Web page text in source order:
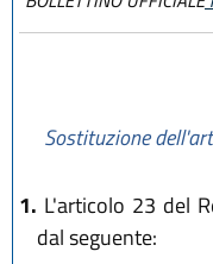
Sostituzione
1. L'articolo 23 del
dal seguente: